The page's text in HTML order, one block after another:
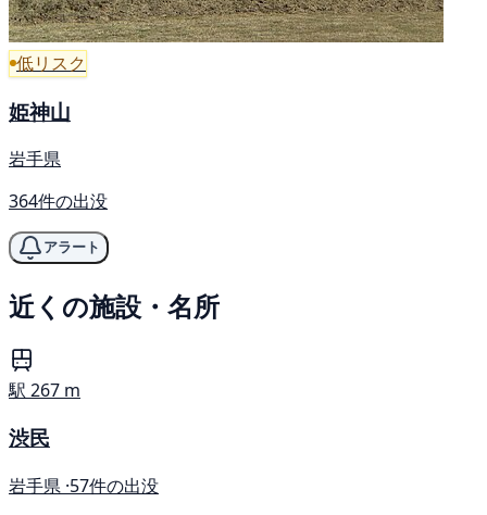
低リスク
姫神山
岩手県
364件の出没
アラート
近くの施設・名所
駅 267 m
渋民
岩手県 ·57件の出没